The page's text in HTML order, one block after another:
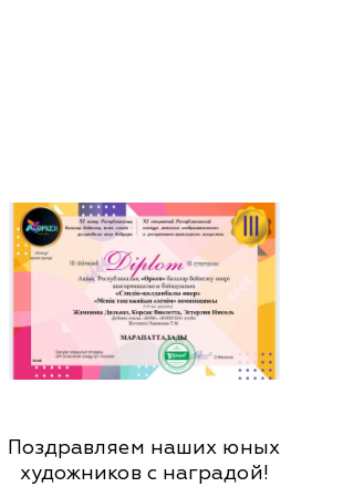
Поздравляем наших юных
художников с наградой!